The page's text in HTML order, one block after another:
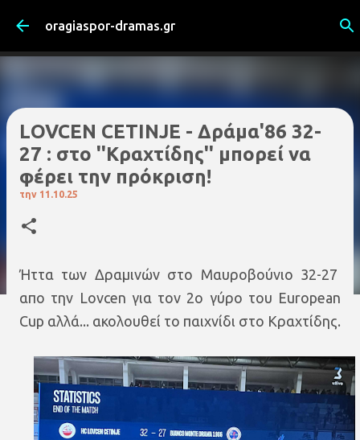
Μετάβαση στο κύριο περιεχόμενο
oragiaspor-dramas.gr
LOVCEN CETINJE - Δράμα'86 32-
27 : στο ''Κραχτίδης'' μπορεί να
φέρει την πρόκριση!
την 11.10.25
Ήττα των Δραμινών στο Μαυροβούνιο 32-27
απο την Lovcen για τον 2ο γύρο του European
Cup αλλά... ακολουθεί το παιχνίδι στο Κραχτίδης.